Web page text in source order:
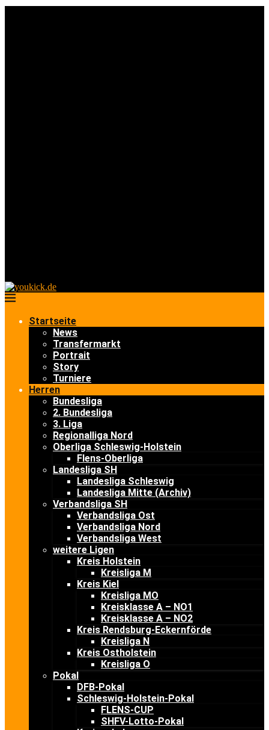
Startseite
News
Transfermarkt
Portrait
Story
Turniere
Herren
Bundesliga
2. Bundesliga
3. Liga
Regionalliga Nord
Oberliga Schleswig-Holstein
Flens-Oberliga
Landesliga SH
Landesliga Schleswig
Landesliga Mitte (Archiv)
Verbandsliga SH
Verbandsliga Ost
Verbandsliga Nord
Verbandsliga West
weitere Ligen
Kreis Holstein
Kreisliga M
Kreis Kiel
Kreisliga MO
Kreisklasse A – NO1
Kreisklasse A – NO2
Kreis Rendsburg-Eckernförde
Kreisliga N
Kreis Ostholstein
Kreisliga O
Pokal
DFB-Pokal
Schleswig-Holstein-Pokal
FLENS-CUP
SHFV-Lotto-Pokal